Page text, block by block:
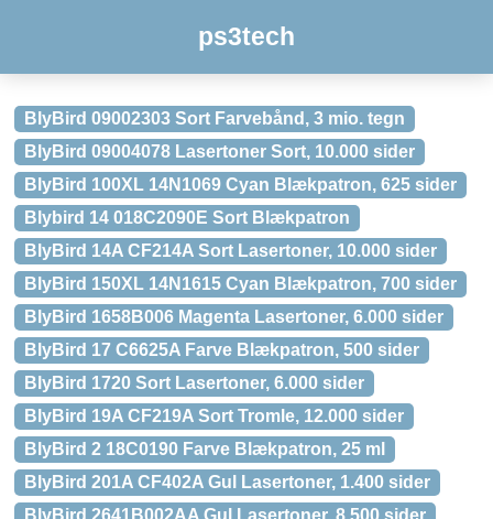
ps3tech
BlyBird 09002303 Sort Farvebånd, 3 mio. tegn
BlyBird 09004078 Lasertoner Sort, 10.000 sider
BlyBird 100XL 14N1069 Cyan Blækpatron, 625 sider
Blybird 14 018C2090E Sort Blækpatron
BlyBird 14A CF214A Sort Lasertoner, 10.000 sider
BlyBird 150XL 14N1615 Cyan Blækpatron, 700 sider
BlyBird 1658B006 Magenta Lasertoner, 6.000 sider
BlyBird 17 C6625A Farve Blækpatron, 500 sider
BlyBird 1720 Sort Lasertoner, 6.000 sider
BlyBird 19A CF219A Sort Tromle, 12.000 sider
BlyBird 2 18C0190 Farve Blækpatron, 25 ml
BlyBird 201A CF402A Gul Lasertoner, 1.400 sider
BlyBird 2641B002AA Gul Lasertoner, 8.500 sider